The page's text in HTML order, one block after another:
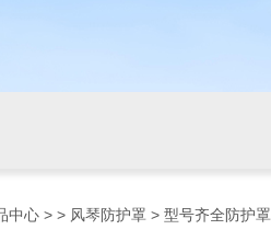
中心 > > 风琴防护罩 > 型号齐全防护罩